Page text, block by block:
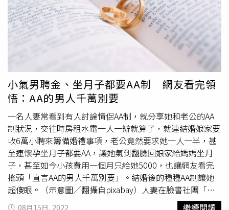
去請安胎證明，這樣公司就不能資遣」。沒想到，朋友老闆
卻說「已經資遣，沒有請假問題」，且朋友事後致電勞工
局，對方也說「口頭資遣就算成立了」。這結果讓朋友難過
到每天哭，也令原Po心寒的說：「請問這樣是有保障勞工
權利嗎？完全都是在幫資方吧？」最後請求網友幫朋友討回
公道。但有內行網友表示，「按照法律層面來看，資方完全
合法，唯一有把柄的就是觀感不佳」、「只要勞工符合勞基
法解僱事由，且理由完全與懷孕無關時，雇主還是可以合法
解僱。另外實務上，確實是有雇主合法解僱懷孕勞工的判決
案例」。另有網友指出，「只要給資遣費和預告離職的錢和
非自願離職證明就沒違法，新制的勞保就去申請非自願離職
補助」、「的確是合法範圍內，有預告工資也有給資遣費
用，但台灣女性懷孕上班並沒有得到十足保護」，表示依照
目前的實際情況，就算是勞工局來幫忙也很難真正幫助到原
Po朋友。
小氣男聘金、坐月子都要AA制 網友看完領
悟：AA的男人千萬別要
一名人妻常看到有人討論情侶AA制，就分享她和老公的AA
制狀況，交往時房租水電一人一辦就算了，就連結婚娘家要
收6萬小聘來籌備婚禮事項，老公竟然要求她一人一半，甚
至連懷孕坐月子都要AA，讓她氣到翻臉回娘家給媽媽坐月
子，甚至如今小孩費用一個月只給她5000，也讓網友看完
搖頭「直言AA的男人千萬別要」。結婚後的種種AA制讓她
超傻眼。（示意圖／翻攝自pixabay）人妻在臉書社團「匿
名2公社」發文，表示從房租水電到聘金、月子中心，老公
08月15日, 2022 繼續閱讀